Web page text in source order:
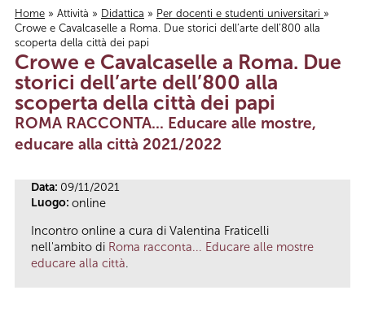
Tu sei qui
Home » Attività » Didattica » Per docenti e studenti universitari »
Crowe e Cavalcaselle a Roma. Due storici dell’arte dell’800 alla
scoperta della città dei papi
Crowe e Cavalcaselle a Roma. Due
storici dell’arte dell’800 alla
scoperta della città dei papi
ROMA RACCONTA... Educare alle mostre,
educare alla città 2021/2022
Data: 09/11/2021
Luogo: online
Incontro online a cura di Valentina Fraticelli
nell'ambito di Roma racconta... Educare alle mostre
educare alla città.